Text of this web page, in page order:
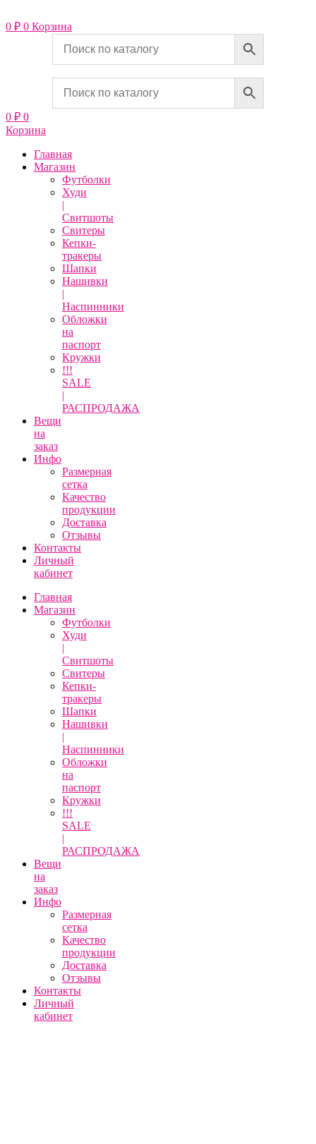
к
содержимому
0 ₽ 0 Корзина
0 ₽ 0
Корзина
Главная
Магазин
Футболки
Худи
|
Свитшоты
Свитеры
Кепки-
тракеры
Шапки
Нашивки
|
Наспинники
Обложки
на
паспорт
Кружки
!!!
SALE
|
РАСПРОДАЖА
Вещи
на
заказ
Инфо
Размерная
сетка
Качество
продукции
Доставка
Отзывы
Контакты
Личный
кабинет
Главная
Магазин
Футболки
Худи
|
Свитшоты
Свитеры
Кепки-
тракеры
Шапки
Нашивки
|
Наспинники
Обложки
на
паспорт
Кружки
!!!
SALE
|
РАСПРОДАЖА
Вещи
на
заказ
Инфо
Размерная
сетка
Качество
продукции
Доставка
Отзывы
Контакты
Личный
кабинет